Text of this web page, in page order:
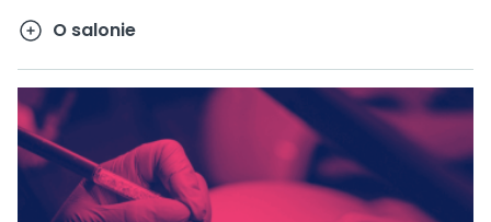
O salonie